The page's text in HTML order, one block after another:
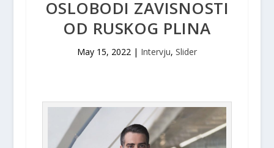
OSLOBODI ZAVISNOSTI
OD RUSKOG PLINA
May 15, 2022 | Intervju, Slider